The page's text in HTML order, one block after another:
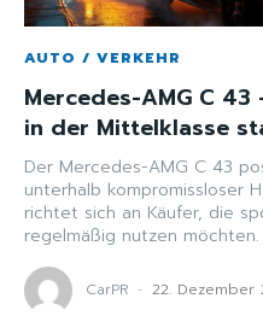
AUTO / VERKEHR
Mercedes-AMG C
in der Mittelklasse
Der Mercedes-AMG C 43
unterhalb kompromissloser
richtet sich an Käufer, die
regelmäßig nutzen
CarPR - 22. Dezember